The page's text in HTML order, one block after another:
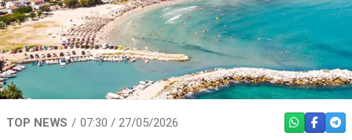
TOP NEWS 07:30 / 27/05/2026 WHATSAPP